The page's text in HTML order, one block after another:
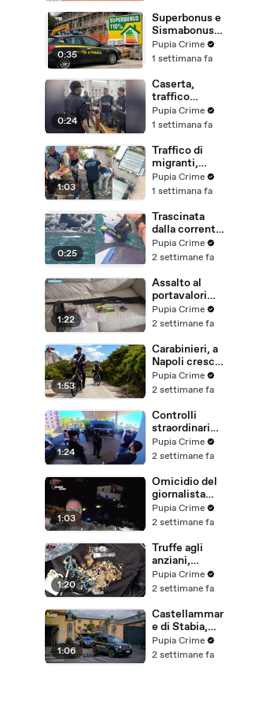
220mila euro
a due coniugi
(29.07.26)
0:35
Superbonus e
Sismabonus,
sequestrati
beni per 1,4
scoperto
sistema con
false
abitazioni
(29.07.26)
Pupia Crime
1 settimana fa
0:24
Caserta,
traffico
internazionale
di cocaina:
latitante
nigeriano
ricercato dal
2019
(28.07.26)
Pupia Crime
1 settimana fa
1:03
Traffico di
migranti,
smantellata
rete tra
altre 9
province: 18
arresti
(27.07.26)
Pupia Crime
1 settimana fa
0:25
Trascinata
dalla corrente
per 3
chilometri su
materassino:
salvata dalla
Polizia
(25.07.26)
Pupia Crime
2 settimane fa
1:22
Assalto al
portavalori
con 30 chili
d'oro sventato
arresti
(25.07.26)
Pupia Crime
2 settimane fa
1:53
Carabinieri, a
Napoli cresce
la "flotta
green": nuove
elettriche e
mezzi
sostenibili
anche sulle
isole
(25.07.26)
Pupia Crime
2 settimane fa
1:24
Controlli
straordinari
della Polizia a
Milano e
arresti, 29
denunce e
oltre 7mila
persone
identificate
(25.07.26)
Pupia Crime
2 settimane fa
1:03
Omicidio del
giornalista
Luca
Esposito:
killer, è un
26enne
tunisino
(25.07.26)
Pupia Crime
2 settimane fa
1:20
Truffe agli
anziani,
arrestato il
telefonista
colpi anche ad
Aversa, oltre
300mila euro
il bottino
stimato
Pupia Crime
2 settimane fa
1:06
Castellammar
e di Stabia,
l'ombra del
clan
Pupia Crime
2 settimane fa